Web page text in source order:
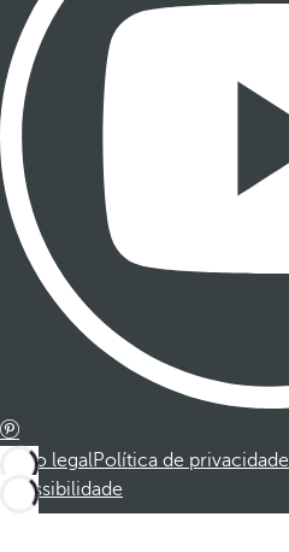
Aviso legalPolítica de privacidade
Acessibilidade